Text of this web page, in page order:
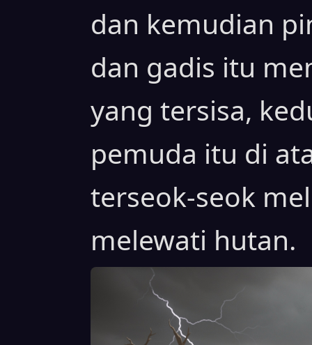
dan kemudian
dan gadis itu
yang tersisa,
pemuda itu di
terseok-seok
melewati hutan.